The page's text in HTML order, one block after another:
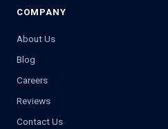
COMPANY
About Us
Blog
Careers
Reviews
Contact Us